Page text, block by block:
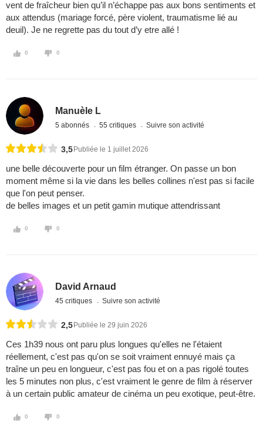
vent de fraîcheur bien qu’il n’échappe pas aux bons sentiments et
aux attendus (mariage forcé, père violent, traumatisme lié au
deuil). Je ne regrette pas du tout d’y etre allé !
0 0
Manuèle L
5 abonnés 55 critiques Suivre son activité
3,5 Publiée le 1 juillet 2026
une belle découverte pour un film étranger. On passe un bon
moment même si la vie dans les belles collines n'est pas si facile
que l'on peut penser.
de belles images et un petit gamin mutique attendrissant
0 0
David Arnaud
45 critiques Suivre son activité
2,5 Publiée le 29 juin 2026
Ces 1h39 nous ont paru plus longues qu'elles ne l'étaient
réellement, c'est pas qu'on se soit vraiment ennuyé mais ça
traîne un peu en longueur, c'est pas fou et on a pas rigolé toutes
les 5 minutes non plus, c'est vraiment le genre de film à réserver
à un certain public amateur de cinéma un peu exotique, peut-être.
0 0